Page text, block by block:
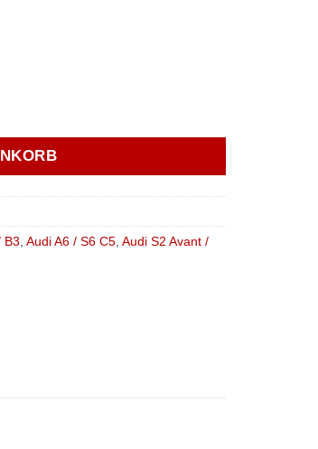
Audi B2/B3/B4/C4 race
B3, Audi A6 / S6 C5, Audi S2 Avant /